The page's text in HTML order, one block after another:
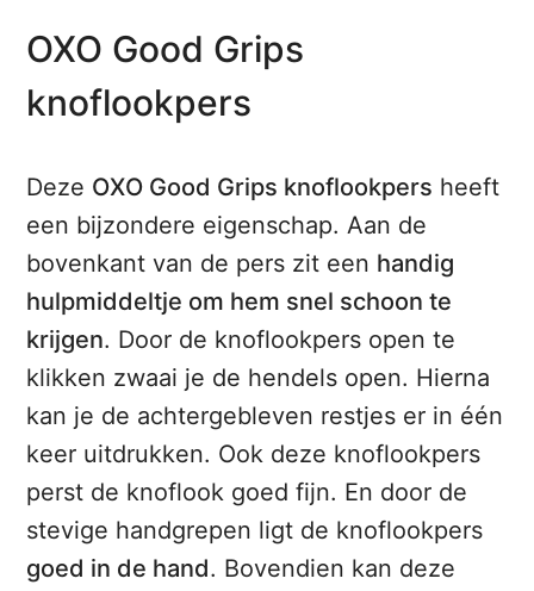
OXO Good Grips
knoflookpers
Deze OXO Good Grips knoflookpers heeft
een bijzondere eigenschap. Aan de
bovenkant van de pers zit een handig
hulpmiddeltje om hem snel schoon te
krijgen. Door de knoflookpers open te
klikken zwaai je de hendels open. Hierna
kan je de achtergebleven restjes er in één
keer uitdrukken. Ook deze knoflookpers
perst de knoflook goed fijn. En door de
stevige handgrepen ligt de knoflookpers
goed in de hand. Bovendien kan deze